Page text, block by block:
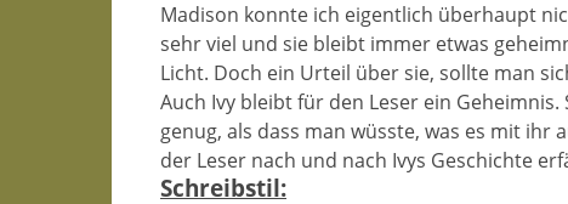
Madison konnte ich eigentlich überhaupt
sehr viel und sie bleibt immer etwas
Licht. Doch ein Urteil über sie, sollte man
Auch Ivy bleibt für den Leser ein
genug, als dass man wüsste, was es mit ihr
der Leser nach und nach Ivys Geschichte
Schreibstil: